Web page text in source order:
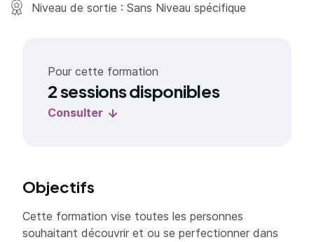
Niveau de sortie : Sans Niveau spécifique
Pour cette formation
2 sessions disponibles
Consulter
Objectifs
Cette formation vise toutes les personnes
souhaitant découvrir et ou se perfectionner dans